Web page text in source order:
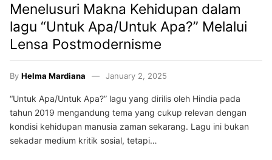
Menelusuri Makna Kehidupan dalam
lagu “Untuk Apa/Untuk Apa?” Melalui
Lensa Postmodernisme
By Helma Mardiana January 2, 2025
“Untuk Apa/Untuk Apa?” lagu yang dirilis oleh Hindia pada
tahun 2019 mengandung tema yang cukup relevan dengan
kondisi kehidupan manusia zaman sekarang. Lagu ini bukan
sekadar medium kritik sosial, tetapi…